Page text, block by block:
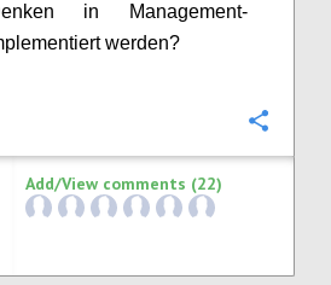
in Management-
werden?
Add/View comments (22)